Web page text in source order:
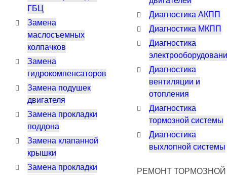
ГБЦ
Замена
маслосъемных
колпачков
Замена
гидрокомпенсаторов
Замена подушек
двигателя
Замена прокладки
поддона
Замена клапанной
крышки
Замена прокладки
Диагностика АКПП
Диагностика МКПП
Диагностика
Диагностика
вентиляции и
отопления
Диагностика
тормозной системы
Диагностика
выхлопной системы
РЕМОНТ ТОРМОЗНОЙ